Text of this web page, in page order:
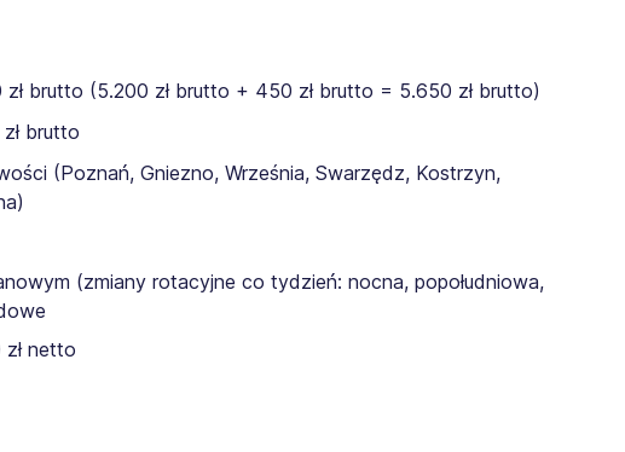
brutto (5.200 zł brutto + 450 zł brutto = 5.650 zł brutto)
brutto
(Poznań, Gniezno, Września, Swarzędz, Kostrzyn,
(zmiany rotacyjne co tydzień: nocna, popołudniowa,
netto